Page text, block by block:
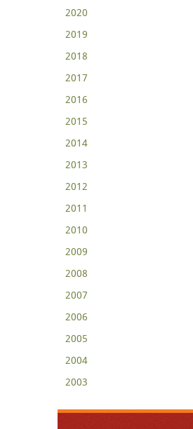
2020
2019
2018
2017
2016
2015
2014
2013
2012
2011
2010
2009
2008
2007
2006
2005
2004
2003